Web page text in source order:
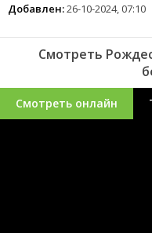
Добавлен:26-10-2024, 07:10
Смотреть
Смотреть онлайн